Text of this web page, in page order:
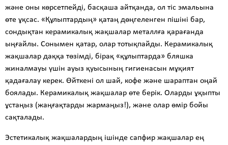
және оны көрсетпейді, басқаша айтқанда, ол тіс эмальына
өте ұқсас. «Құлыптардың» қатаң дөңгеленген пішіні бар,
сондықтан керамикалық жақшалар металлға қарағанда
ыңғайлы. Сонымен қатар, олар тотықпайды. Керамикалық
жақшалар даққа төзімді, бірақ «құлыптарда» бляшка
жиналмауы үшін ауыз қуысының гигиенасын мұқият
қадағалау керек. Өйткені ол шай, кофе және шараптан оңай
боялады. Керамикалық жақшалар өте берік. Оларды ұқыпты
ұстаңыз (жаңғақтарды жармаңыз!), және олар өмір бойы
сақталады.
Эстетикалық жақшалардың ішінде сапфир жақшалар ең